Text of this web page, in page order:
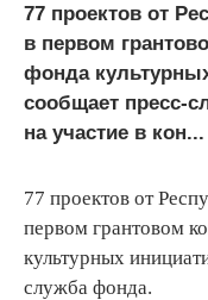
77 проектов от
в первом
фонда
сообщает пресс-
на участие в кон...
77 проектов от
первом грантовом
культурных
служба фонда.